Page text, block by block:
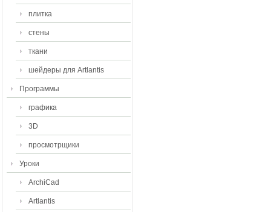
плитка
стены
ткани
шейдеры для Artlantis
Программы
графика
3D
просмотрщики
Уроки
ArchiCad
Artlantis